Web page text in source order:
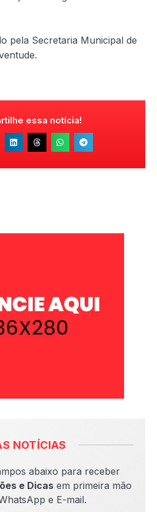
pela Secretaria Municipal de
essa notícia!
NOTÍCIAS
abaixo para receber
e Dicasem primeira mão
e E-mail.